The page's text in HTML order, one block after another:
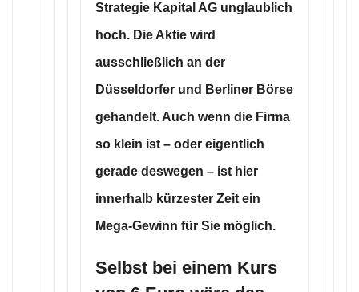
Strategie Kapital AG unglaublich
hoch. Die Aktie wird
ausschließlich an der
Düsseldorfer und Berliner Börse
gehandelt. Auch wenn die Firma
so klein ist – oder eigentlich
gerade deswegen – ist hier
innerhalb kürzester Zeit ein
Mega-Gewinn für Sie möglich.
Selbst bei einem Kurs